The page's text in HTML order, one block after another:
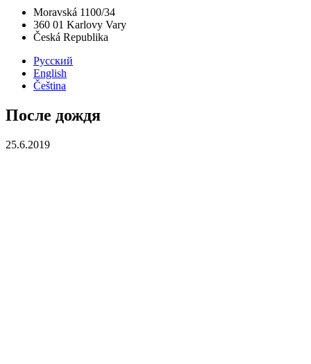
Moravská 1100/34
360 01 Karlovy Vary
Česká Republika
Русский
English
Čeština
После дождя
25.6.2019